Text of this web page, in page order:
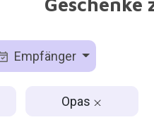
Empfänger
Opas